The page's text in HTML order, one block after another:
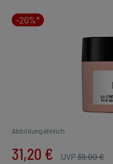
-20%*
Abbildung ähnlich
31,20 € UVP39,00 €